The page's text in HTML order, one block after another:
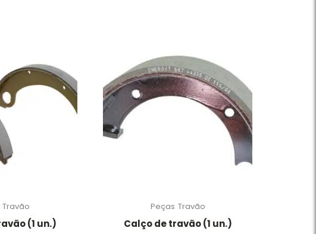
Travão
(1 un.)
Peças Travão
Calço de travão (1 un.)